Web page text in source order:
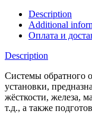
Description
Additional
Оплата и
Description
Системы обратного
установки,
жёсткости, железа,
т.д., а также